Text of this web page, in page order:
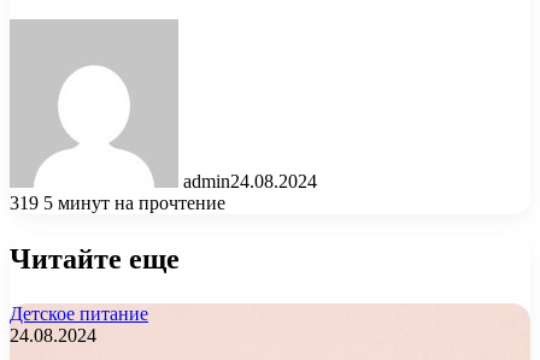
admin24.08.2024
319 5 минут на прочтение
Читайте еще
Детское питание
24.08.2024